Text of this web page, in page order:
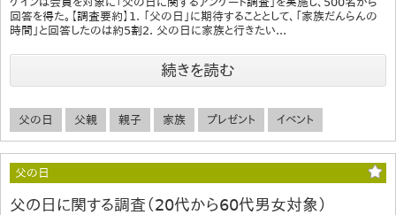
回答を得た。【調査要約】1. 「父の日」に期待することとして、「家族だんらんの
時間」と回答したのは約5割2. 父の日に家族と行きたい...
続きを読む
父の日 父親 親子 家族 プレゼント イベント
父の日
父の日に関する調査（20代から60代男女対象）